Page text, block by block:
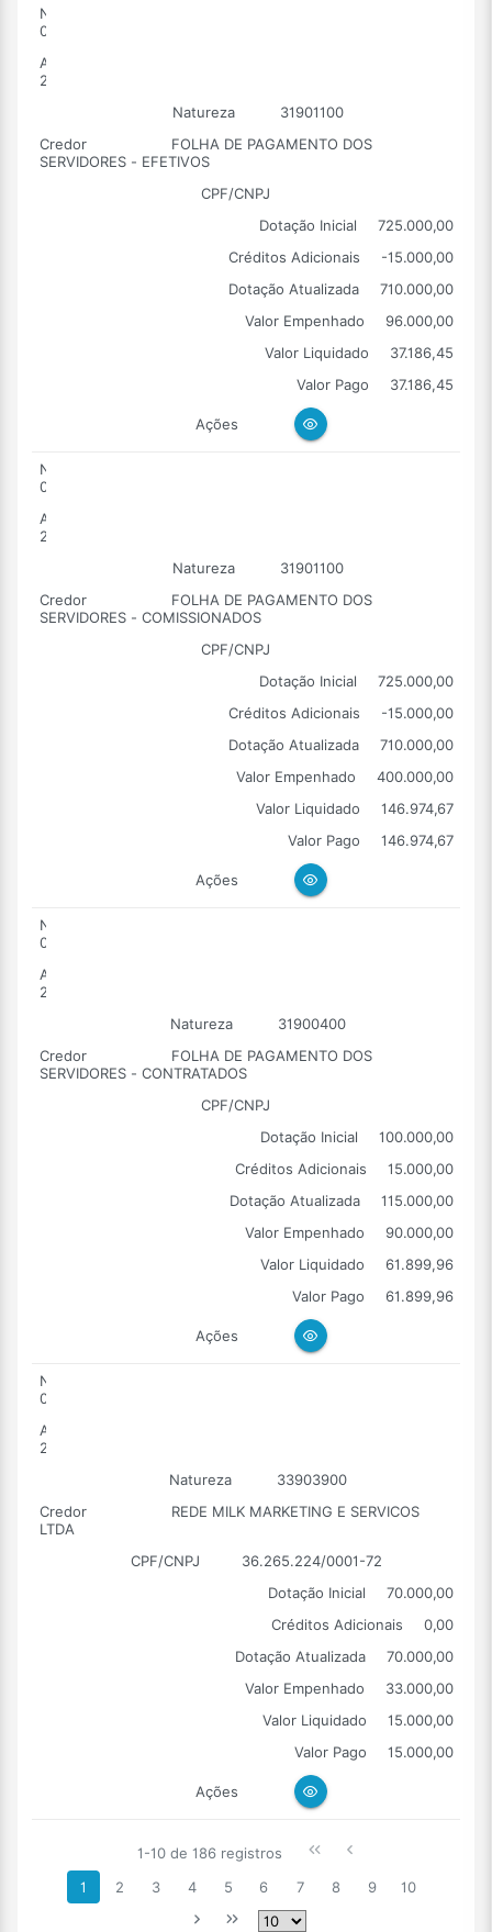
Número
0007
Ano
2026
Natureza
31901100
Credor
FOLHA DE PAGAMENTO DOS
SERVIDORES - EFETIVOS
CPF/CNPJ
Dotação Inicial
725.000,00
Créditos Adicionais
-15.000,00
Dotação Atualizada
710.000,00
Valor Empenhado
96.000,00
Valor Liquidado
37.186,45
Valor Pago
37.186,45
Ações
Número
0008
Ano
2026
Natureza
31901100
Credor
FOLHA DE PAGAMENTO DOS
SERVIDORES - COMISSIONADOS
CPF/CNPJ
Dotação Inicial
725.000,00
Créditos Adicionais
-15.000,00
Dotação Atualizada
710.000,00
Valor Empenhado
400.000,00
Valor Liquidado
146.974,67
Valor Pago
146.974,67
Ações
Número
0009
Ano
2026
Natureza
31900400
Credor
FOLHA DE PAGAMENTO DOS
SERVIDORES - CONTRATADOS
CPF/CNPJ
Dotação Inicial
100.000,00
Créditos Adicionais
15.000,00
Dotação Atualizada
115.000,00
Valor Empenhado
90.000,00
Valor Liquidado
61.899,96
Valor Pago
61.899,96
Ações
Número
0010
Ano
2026
Natureza
33903900
Credor
REDE MILK MARKETING E SERVICOS
LTDA
CPF/CNPJ
36.265.224/0001-72
Dotação Inicial
70.000,00
Créditos Adicionais
0,00
Dotação Atualizada
70.000,00
Valor Empenhado
33.000,00
Valor Liquidado
15.000,00
Valor Pago
15.000,00
Ações
1-10 de 186 registros
1
2 3 4 5 6 7 8 9 10